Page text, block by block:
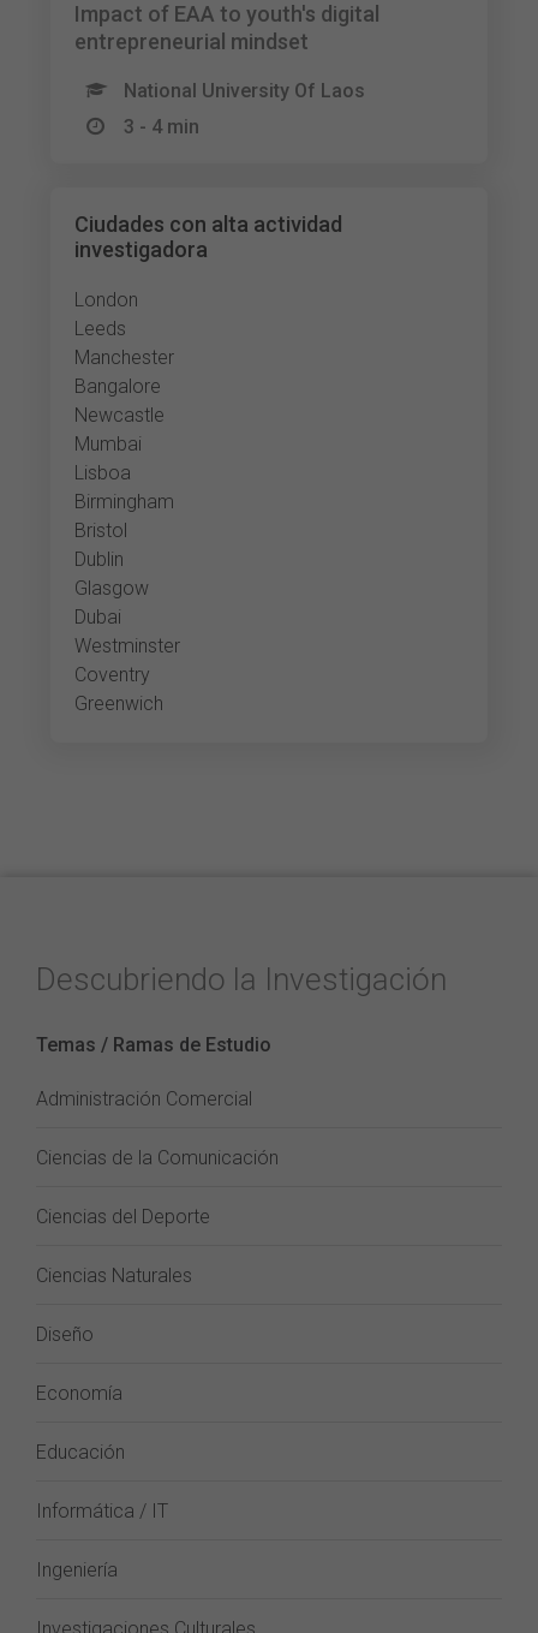
Impact of EAA to youth's digital
entrepreneurial mindset
National University Of Laos
3 - 4 min
Ciudades con alta actividad
investigadora
London
Leeds
Manchester
Bangalore
Newcastle
Mumbai
Lisboa
Birmingham
Bristol
Dublin
Glasgow
Dubai
Westminster
Coventry
Greenwich
Descubriendo la Investigación
Temas / Ramas de Estudio
Administración Comercial
Ciencias de la Comunicación
Ciencias del Deporte
Ciencias Naturales
Diseño
Economía
Educación
Informática / IT
Ingeniería